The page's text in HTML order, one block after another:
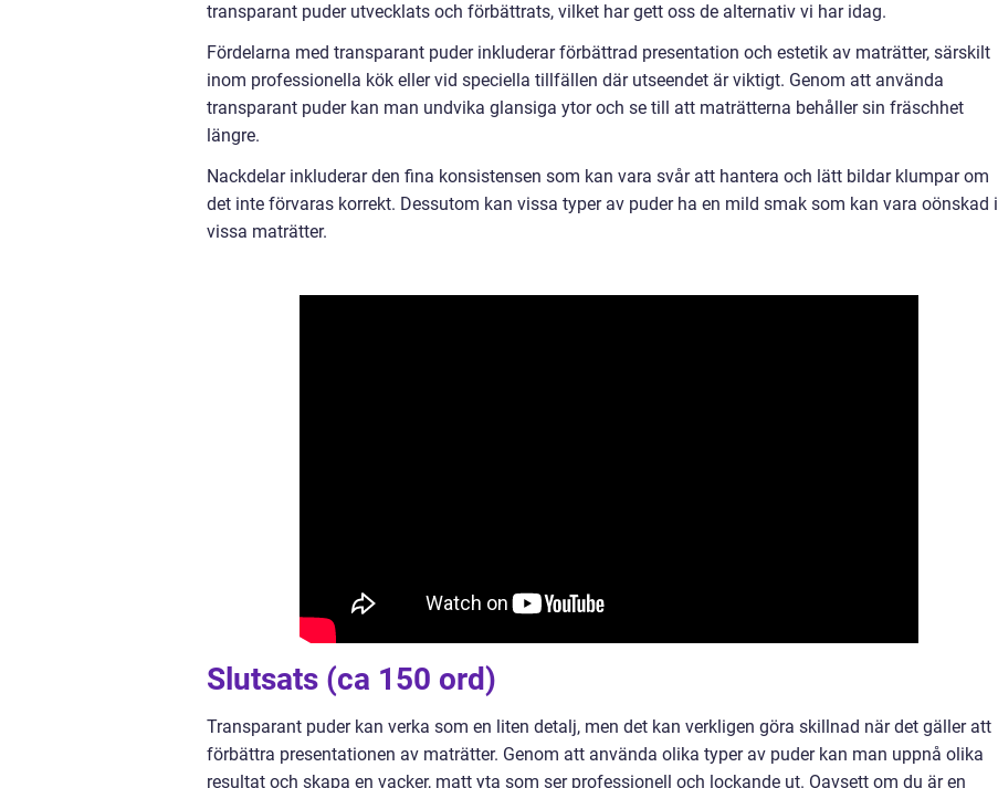
transparant puder utvecklats och förbättrats, vilket har gett oss de alternativ vi har idag.
Fördelarna med transparant puder inkluderar förbättrad presentation och estetik av maträtter, särskilt
inom professionella kök eller vid speciella tillfällen där utseendet är viktigt. Genom att använda
transparant puder kan man undvika glansiga ytor och se till att maträtterna behåller sin fräschhet
längre.
Nackdelar inkluderar den fina konsistensen som kan vara svår att hantera och lätt bildar klumpar om
det inte förvaras korrekt. Dessutom kan vissa typer av puder ha en mild smak som kan vara oönskad i
vissa maträtter.
Slutsats (ca 150 ord)
Transparant puder kan verka som en liten detalj, men det kan verkligen göra skillnad när det gäller att
förbättra presentationen av maträtter. Genom att använda olika typer av puder kan man uppnå olika
resultat och skapa en vacker, matt yta som ser professionell och lockande ut. Oavsett om du är en